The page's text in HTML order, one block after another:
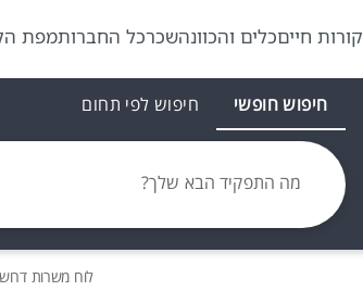
קורות חייםכלים והכוונהשכרכל החברותמפת
חיפוש חופשי חיפוש לפי תחום
מה התפקיד הבא שלך?
לוח משרות